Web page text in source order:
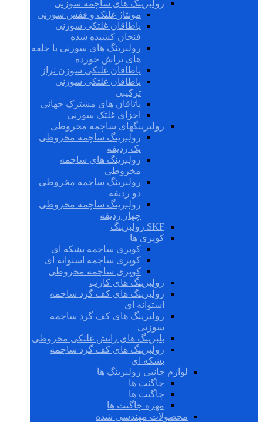
رولبرینگ های ساچمه سوزنی
مونتاژ غلتک و قفس سوزنی
یاطاقان غلتکی سوزنی
فنجان کشیده شده
رولبرینگ های سوزنی با حلقه
های تراش خورده
یاطاقان غلتکی سوزن تراز
یاطاقان غلتکی سوزنی
ترکیبی
یاتاقان های مشترک جهانی
اجزای غلتک سوزنی
رولبرینگهای ساچمه مخروطی
رولبرینگ ساچمه مخروطی
یک ردیفه
رولبرینگ های ساچمه
مخروطی
رولبرینگ ساچمه مخروطی
دو ردیفه
رولبرینگ ساچمه مخروطی
چهار ردیفه
SKF رولبرینگ
کوپری ها
کوپری ساچمه بشکه ای
کوپری ساچمه استوانه ای
کوپری ساچمه مخروطی
رولبرینگ های کارب
رولبرینگ های کف گرد ساچمه
استوانه ای
رولبرینگ های کف گرد ساچمه
سوزنی
بلبرینگ های رانش غلتکی مخروطی
رولبرینگ های کف گرد ساچمه
بشکه ای
لوازم جانبی رولبرینگ ها
چاگنت ها
چاگنت ها
مهره چاگنت ها
محصولات مهندسی شده